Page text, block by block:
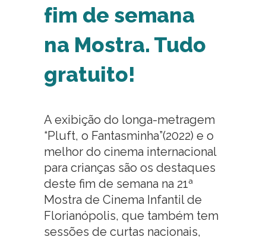
fim de semana
na Mostra. Tudo
gratuito!
A exibição do longa-metragem
“Pluft, o Fantasminha”(2022) e o
melhor do cinema internacional
para crianças são os destaques
deste fim de semana na 21ª
Mostra de Cinema Infantil de
Florianópolis, que também tem
sessões de curtas nacionais,